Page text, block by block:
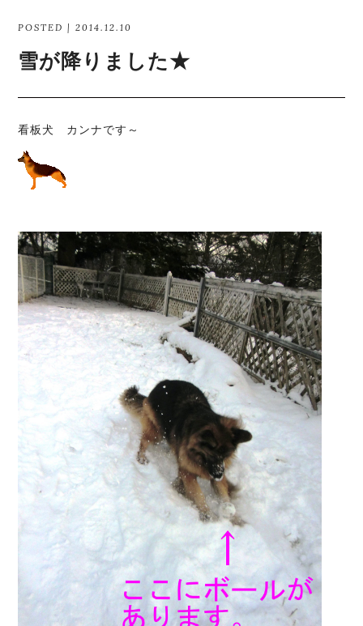
POSTED | 2014.12.10
雪が降りました★
看板犬 カンナです～